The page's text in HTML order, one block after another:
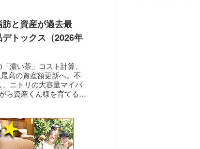
と資産が過去最
トックス（2026年
濃い茶」コスト計算、
高の資産額更新へ。不
ニトリの大容量マイバ
ら資産くん様を育てるア